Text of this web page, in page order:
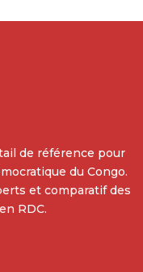
de référence pour
du Congo.
et comparatif des
RDC.